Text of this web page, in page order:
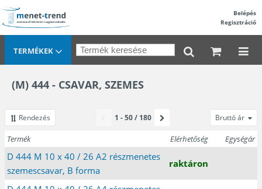
Belépés
Regisztráció
TERMÉKEK
(M) 444 - CSAVAR, SZEMES
Rendezés 1 - 50 / 180 Bruttó ár
Termék Elérhetőség Egységár
D 444 M 10 x 40 / 26 A2 részmenetes
szemescsavar, B forma
raktáron